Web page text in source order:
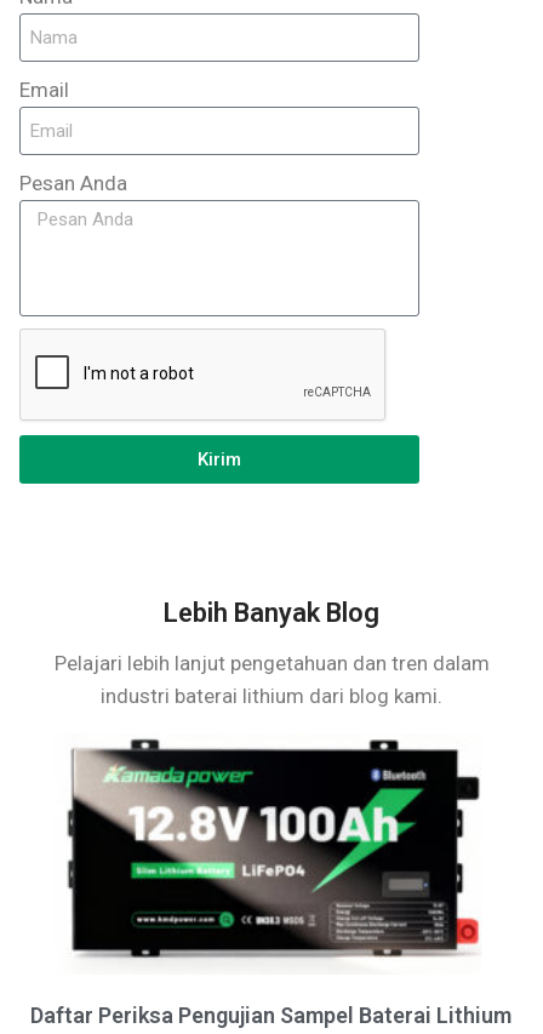
Email
Pesan Anda
Kirim
Lebih Banyak Blog
Pelajari lebih lanjut pengetahuan dan tren dalam
industri baterai lithium dari blog kami.
Daftar Periksa Pengujian Sampel Baterai Lithium